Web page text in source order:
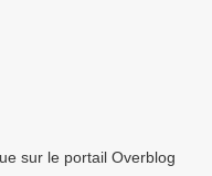
sur le portail Overblog